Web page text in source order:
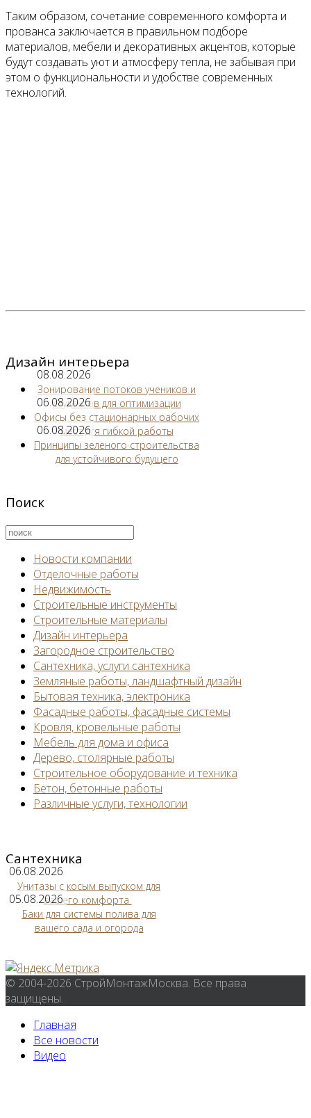
Таким образом, сочетание современного комфорта и
прованса заключается в правильном подборе
материалов, мебели и декоративных акцентов, которые
будут создавать уют и атмосферу тепла, не забывая при
этом о функциональности и удобстве современных
технологий.
Дизайн интерьера
08.08.2026
Зонирование потоков учеников и
студентов для оптимизации
06.08.2026
Офисы без стационарных рабочих
мест для гибкой работы
06.08.2026
Принципы зеленого строительства
для устойчивого будущего
Поиск
Новости компании
Отделочные работы
Недвижимость
Строительные инструменты
Строительные материалы
Дизайн интерьера
Загородное строительство
Сантехника, услуги сантехника
Земляные работы, ландшафтный дизайн
Бытовая техника, электроника
Фасадные работы, фасадные системы
Кровля, кровельные работы
Мебель для дома и офиса
Дерево, столярные работы
Строительное оборудование и техника
Бетон, бетонные работы
Различные услуги, технологии
Сантехника
06.08.2026
Унитазы с косым выпуском для
вашего комфорта
05.08.2026
Баки для системы полива для
вашего сада и огорода
© 2004-2026 СтройМонтажМосква. Все права
защищены.
Главная
Все новости
Видео